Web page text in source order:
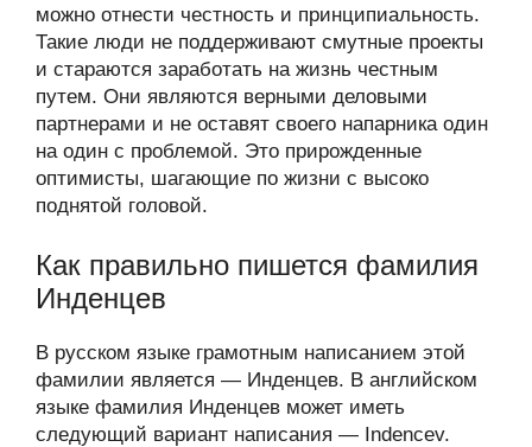
можно отнести честность и принципиальность.
Такие люди не поддерживают смутные проекты
и стараются заработать на жизнь честным
путем. Они являются верными деловыми
партнерами и не оставят своего напарника один
на один с проблемой. Это прирожденные
оптимисты, шагающие по жизни с высоко
поднятой головой.
Как правильно пишется фамилия
Инденцев
В русском языке грамотным написанием этой
фамилии является — Инденцев. В английском
языке фамилия Инденцев может иметь
следующий вариант написания — Indencev.